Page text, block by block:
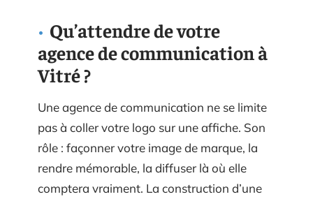
Qu’attendre de votre
agence de communication à
Vitré ?
Une agence de communication ne se limite
pas à coller votre logo sur une affiche. Son
rôle : façonner votre image de marque, la
rendre mémorable, la diffuser là où elle
comptera vraiment. La construction d’une